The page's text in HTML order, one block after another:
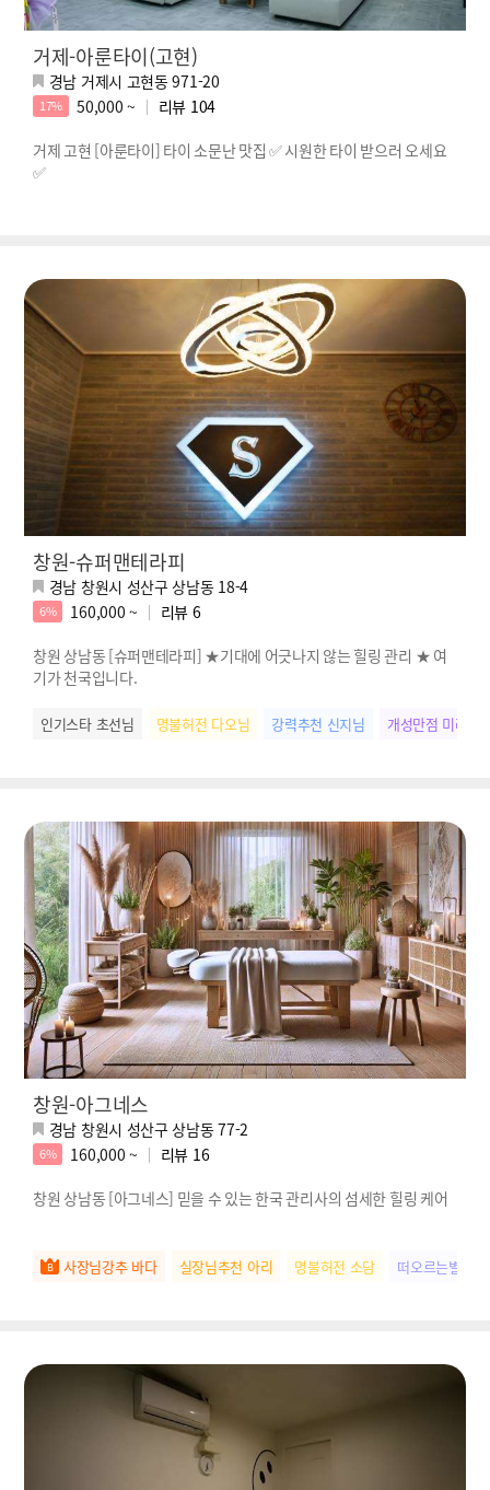
거제-아룬타이(고현)
경남 거제시 고현동 971-20
17% 50,000 ~ 리뷰 104
거제 고현 [아룬타이] 타이 소문난 맛집 ✅ 시원한 타이 받으러 오세요
✅
창원-슈퍼맨테라피
경남 창원시 성산구 상남동 18-4
6% 160,000 ~ 리뷰 6
창원 상남동 [슈퍼맨테라피] ★기대에 어긋나지 않는 힐링 관리 ★ 여
기가 천국입니다.
인기스타 초선님 명불허전 다오님 강력추천 신지님 개성만점 미라님
창원-아그네스
경남 창원시 성산구 상남동 77-2
6% 160,000 ~ 리뷰 16
창원 상남동 [아그네스] 믿을 수 있는 한국 관리사의 섬세한 힐링 케어
사장님강추 바다 실장님추천 아리 명불허전 소담 떠오르는별 아린